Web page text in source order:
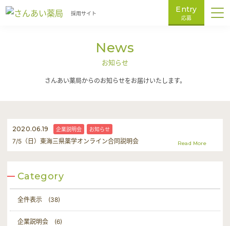
採用サイト Entry
応募
研修制度と人事制度
データで見るさんあい薬局
社長メッセージ
News
お知らせ
さんあい薬局からのお知らせをお届けいたします。
2020.06.19 企業説明会 お知らせ
7/5（日）東海三県薬学オンライン合同説明会 Read More
Category
全件表示 (38)
企業説明会 (6)